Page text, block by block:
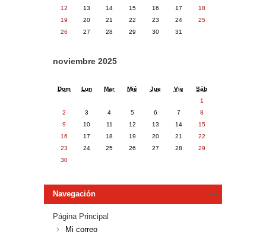
12
13 14 15 16 17
18
19
20 21 22 23 24
25
26
27 28 29 30 31
noviembre 2025
Dom Lun Mar Mié Jue Vie
Sáb
1
2
3 4 5 6 7
8
9
10 11 12 13 14
15
16
17 18 19 20 21
22
23
24 25 26 27 28
29
30
Navegación
Página Principal
Mi correo